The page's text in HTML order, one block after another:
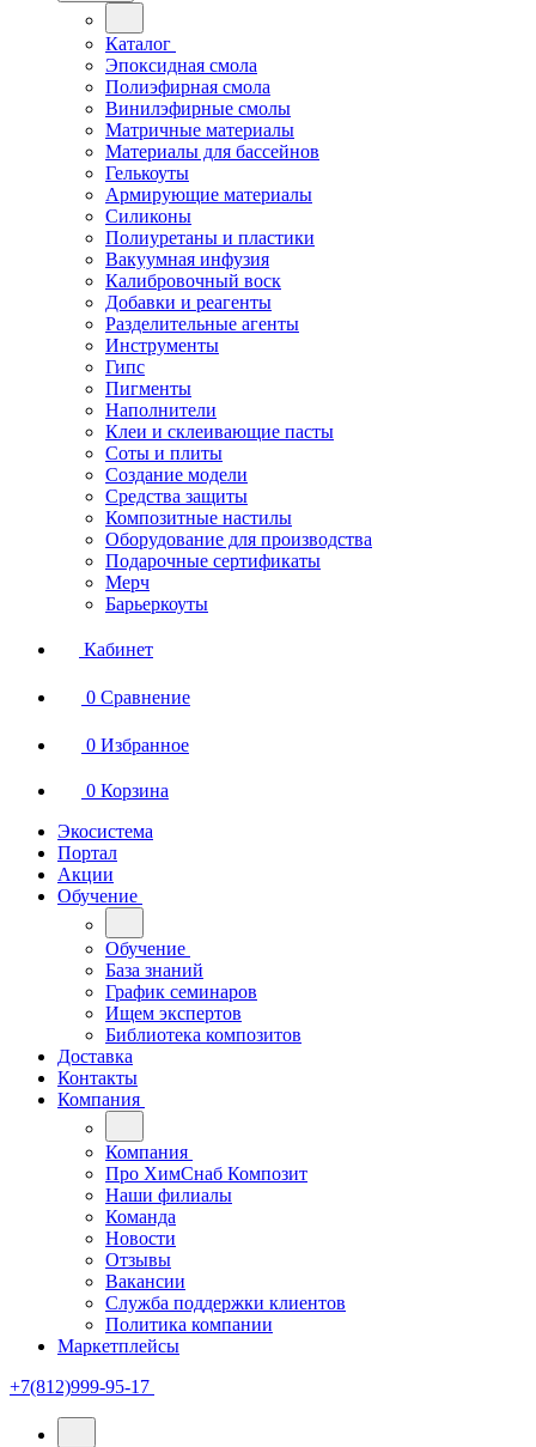
Каталог
Эпоксидная смола
Полиэфирная смола
Винилэфирные смолы
Матричные материалы
Материалы для бассейнов
Гелькоуты
Армирующие материалы
Силиконы
Полиуретаны и пластики
Вакуумная инфузия
Калибровочный воск
Добавки и реагенты
Разделительные агенты
Инструменты
Гипс
Пигменты
Наполнители
Клеи и склеивающие пасты
Соты и плиты
Создание модели
Средства защиты
Композитные настилы
Оборудование для производства
Подарочные сертификаты
Мерч
Барьеркоуты
Кабинет
0 Сравнение
0 Избранное
0 Корзина
Экосистема
Портал
Акции
Обучение
Обучение
База знаний
График семинаров
Ищем экспертов
Библиотека композитов
Доставка
Контакты
Компания
Компания
Про ХимСнаб Композит
Наши филиалы
Команда
Новости
Отзывы
Вакансии
Служба поддержки клиентов
Политика компании
Маркетплейсы
+7(812)999-95-17